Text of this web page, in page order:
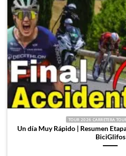
TOUR 2026 CARRETERA
Un día Muy Rápido | Resumen
BiciGlifos